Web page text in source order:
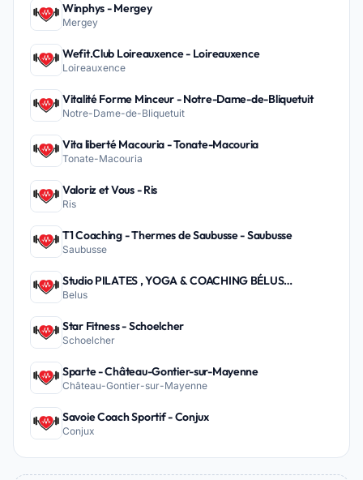
Winphys - Mergey
Mergey
Wefit.Club Loireauxence - Loireauxence
Loireauxence
Vitalité Forme Minceur - Notre-Dame-de-Bliquetuit
Notre-Dame-de-Bliquetuit
Vita liberté Macouria - Tonate-Macouria
Tonate-Macouria
Valoriz et Vous - Ris
Ris
T1 Coaching - Thermes de Saubusse - Saubusse
Saubusse
Studio PILATES , YOGA & COACHING BÉLUS
PEYREHORADE - Belus
Belus
Star Fitness - Schoelcher
Schoelcher
Sparte - Château-Gontier-sur-Mayenne
Château-Gontier-sur-Mayenne
Savoie Coach Sportif - Conjux
Conjux